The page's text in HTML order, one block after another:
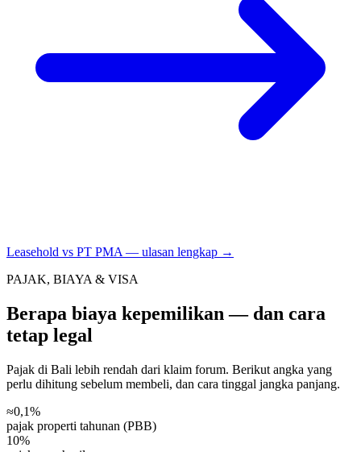
Leasehold vs PT PMA — ulasan lengkap →
PAJAK, BIAYA & VISA
Berapa biaya kepemilikan — dan cara
tetap legal
Pajak di Bali lebih rendah dari klaim forum. Berikut angka yang
perlu dihitung sebelum membeli, dan cara tinggal jangka panjang.
≈0,1%
pajak properti tahunan (PBB)
10%